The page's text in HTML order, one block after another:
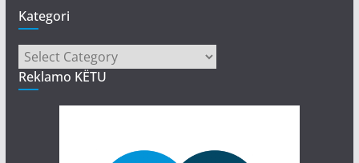
Kategori
Kategori
Reklamo KËTU